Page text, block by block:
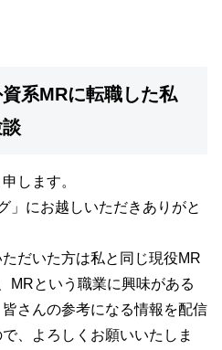
系MRに転職した私
談
します。
」 にお越しいただきありがと
だいた方は私と同じ現役MR
MRという職業に興味がある
皆さんの参考になる情報を配信
、よろしくお願いいたしま